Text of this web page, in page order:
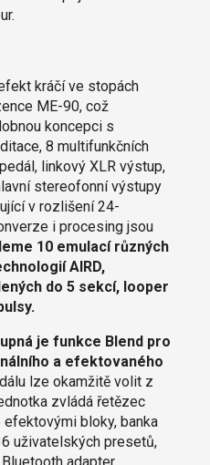
kráčí ve stopách
ME-90, což
koncepci s
8 multifunkčních
linkový XLR výstup,
stereofonní výstupy
v rozlišení 24-
i procesing jsou
10 emulací různých
AIRD,
do 5 sekcí, looper
je funkce Blend pro
a efektovaného
lze okamžitě volit z
zvládá řetězec
bloky, banka
uživatelských presetů,